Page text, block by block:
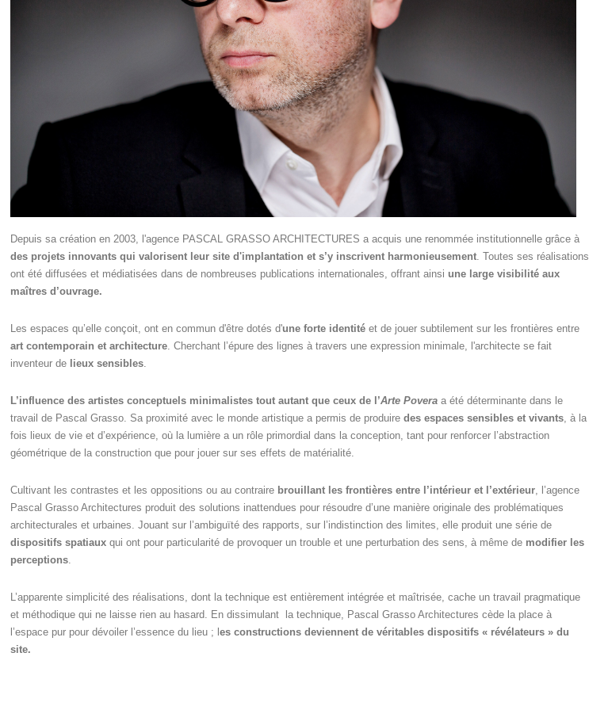
Depuis sa création en 2003, l'agence PASCAL GRASSO ARCHITECTURES a acquis une renommée institutionnelle grâce à
des projets innovants qui valorisent leur site d'implantation et s’y inscrivent harmonieusement. Toutes ses réalisations
ont été diffusées et médiatisées dans de nombreuses publications internationales, offrant ainsiune large visibilité aux
maîtres d’ouvrage.
Les espaces qu’elle conçoit, ont en commun d'être dotés d'une forte identitéet de jouer subtilement sur les frontières entre
art contemporain et architecture. Cherchant l’épure des lignes à travers une expression minimale, l'architecte se fait
inventeur de lieux sensibles.
L’influence des artistes conceptuels minimalistes tout autant que ceux de l’Arte Povera a été déterminante dans le
travail de Pascal Grasso. Sa proximité avec le monde artistique a permis de produiredes espaces sensibles et vivants, à la
fois lieux de vie et d’expérience, où la lumière a un rôle primordial dans la conception, tant pour renforcer l’abstraction
géométrique de la construction que pour jouer sur ses effets de matérialité.
Cultivant les contrastes et les oppositions ou au contraire brouillant les frontières entre l’intérieur et l’extérieur, l’agence
Pascal Grasso Architectures produit des solutions inattendues pour résoudre d’une manière originale des problématiques
architecturales et urbaines. Jouant sur l’ambiguïté des rapports, sur l’indistinction des limites, elle produit une série de
dispositifs spatiauxqui ont pour particularité de provoquer un trouble et une perturbation des sens, à même de modifier les
perceptions.
L’apparente simplicité des réalisations, dont la technique est entièrement intégrée et maîtrisée, cache un travail pragmatique
et méthodique qui ne laisse rien au hasard. En dissimulant la technique, Pascal Grasso Architectures cède la place à
l’espace pur pour dévoiler l’essence du lieu ; les constructions deviennent de véritables dispositifs « révélateurs » du
site.